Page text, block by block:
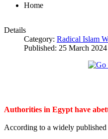
Home
Details
Category: Radical Islam
Published: 25 March 2024
Authorities in Egypt have
According to a widely